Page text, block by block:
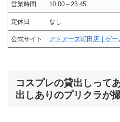
営業時間 10:00～23:45
定休日 なし
公式サイト アドアーズ町田店｜ゲ
コスプレの貸出しって
出しありのプリクラが